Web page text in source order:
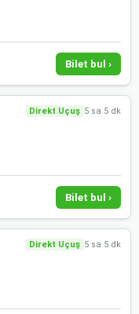
Bilet bul ›
Direkt Uçuş 5 sa 5 dk
Bilet bul ›
Direkt Uçuş 5 sa 5 dk